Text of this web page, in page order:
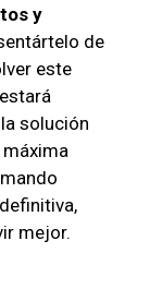
y
de
este
estará
solución
máxima
mejor.